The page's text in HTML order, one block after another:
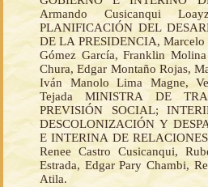
Armando Cusicanqui
PLANIFICACIÓN DEL
DE LA PRESIDENCIA,
Gómez García, Franklin
Chura, Edgar Montaño Rojas,
Iván Manolo Lima Magne,
Tejada MINISTRA DE
PREVISIÓN SOCIAL;
DESCOLONIZACIÓN Y
E INTERINA DE
Renee Castro Cusicanqui,
Estrada, Edgar Pary Chambi,
Atila.